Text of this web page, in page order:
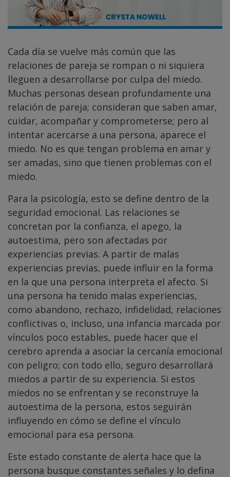
Cada día se vuelve más común que las
relaciones de pareja se rompan o ni siquiera
lleguen a desarrollarse por culpa del miedo.
Muchas personas desean profundamente una
relación de pareja; consideran que saben amar,
cuidar, acompañar y comprometerse; pero al
intentar acercarse a una persona, aparece el
miedo. No es que tengan problema en amar y
ser amadas, sino que tienen problemas con el
miedo.
Para la psicología, esto se define dentro de la
seguridad emocional. Las relaciones se
concretan por la confianza, el apego, la
autoestima, pero son afectadas por
experiencias previas. A partir de malas
experiencias previas, puede influir en la forma
en la que una persona interpreta el afecto. Si
una persona ha tenido malas experiencias,
como abandono, rechazo, infidelidad, relaciones
conflictivas o, incluso, una infancia marcada por
vínculos poco estables, puede hacer que el
cerebro aprenda a asociar la cercanía emocional
con peligro; con todo ello, seguro desarrollará
miedos a partir de su experiencia. Si estos
miedos no se enfrentan y se reconstruye la
autoestima de la persona, estos seguirán
influyendo en cómo se define el vínculo
emocional para esa persona.
Este estado constante de alerta hace que la
persona busque constantes señales y lo defina